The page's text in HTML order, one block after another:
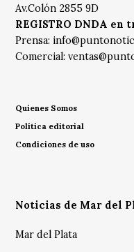
Av.Colón 2855 9D
REGISTRO DNDA en
Prensa:
Comercial:
Quienes Somos
Política editorial
Condiciones de uso
Noticias de Mar del
Mar del Plata